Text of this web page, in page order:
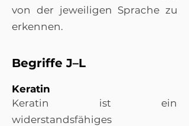
von der jeweiligen Sprache zu
erkennen.
Begriffe J–L
Keratin
Keratin ist ein
widerstandsfähiges